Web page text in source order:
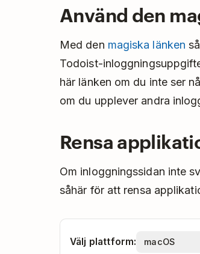
Använd den
Med den magiska länken
Todoist-
här länken om du inte ser
om du upplever andra
Rensa
Om inloggningssidan inte
såhär för att rensa
Välj plattform: